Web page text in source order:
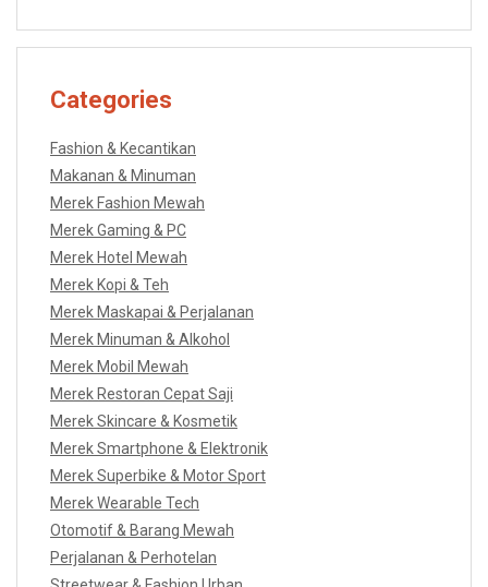
Categories
Fashion & Kecantikan
Makanan & Minuman
Merek Fashion Mewah
Merek Gaming & PC
Merek Hotel Mewah
Merek Kopi & Teh
Merek Maskapai & Perjalanan
Merek Minuman & Alkohol
Merek Mobil Mewah
Merek Restoran Cepat Saji
Merek Skincare & Kosmetik
Merek Smartphone & Elektronik
Merek Superbike & Motor Sport
Merek Wearable Tech
Otomotif & Barang Mewah
Perjalanan & Perhotelan